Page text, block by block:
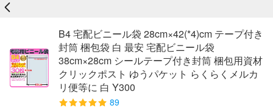
戻る
B4 宅配ビニール袋 28cm×42(*4)cm テープ付き
封筒 梱包袋 白 最安 宅配ビニール袋
38cm×28cm シールテープ付き封筒 梱包用資材
クリックポスト ゆうパケット らくらくメルカ
リ便等に 白 Y300
89